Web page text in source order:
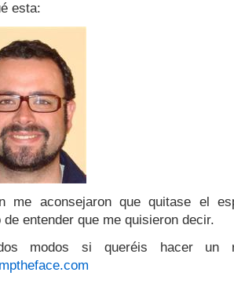
esta:
me aconsejaron que quitase el
de entender que me quisieron decir.
modos si queréis hacer un